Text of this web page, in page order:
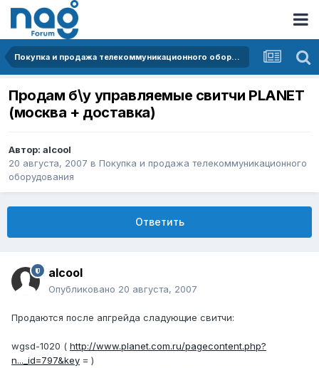
Покупка и продажа телекоммуникационного оборудования
Продам б\у управляемые свитчи PLANET
(москва + доставка)
Автор: alcool
20 августа, 2007 в Покупка и продажа телекоммуникационного
оборудования
Ответить
alcool
Опубликовано 20 августа, 2007
Продаются после апгрейда сладующие свитчи:
wgsd-1020 ( http://www.planet.com.ru/pagecontent.php?
n..._id=797&key = )